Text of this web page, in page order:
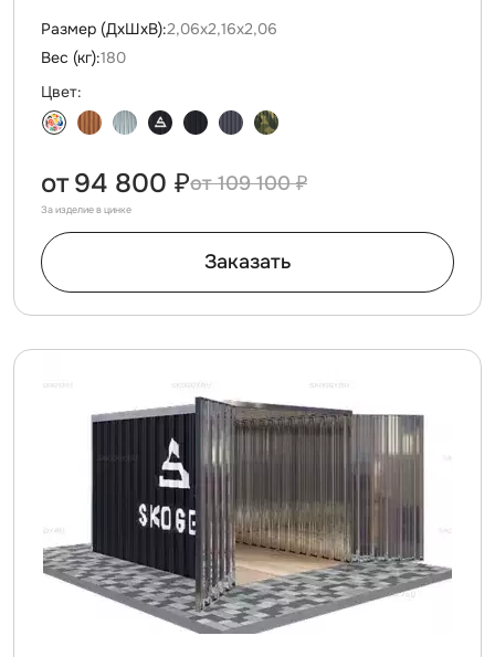
Размер (ДxШxВ):2,06х2,16х2,06
Вес (кг):180
Цвет:
109 100 ₽
от 94 800 ₽
За изделие в цинке
Заказать